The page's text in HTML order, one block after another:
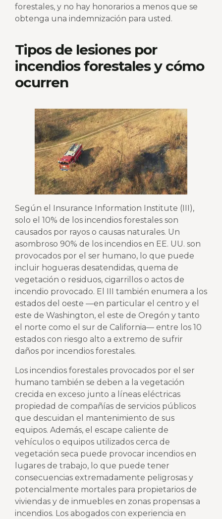
forestales, y no hay honorarios a menos que se
obtenga una indemnización para usted.
Tipos de lesiones por
incendios forestales y cómo
ocurren
Según el Insurance Information Institute (III),
solo el 10% de los incendios forestales son
causados por rayos o causas naturales. Un
asombroso 90% de los incendios en EE. UU. son
provocados por el ser humano, lo que puede
incluir hogueras desatendidas, quema de
vegetación o residuos, cigarrillos o actos de
incendio provocado. El III también enumera a los
estados del oeste —en particular el centro y el
este de Washington, el este de Oregón y tanto
el norte como el sur de California— entre los 10
estados con riesgo alto a extremo de sufrir
daños por incendios forestales.
Los incendios forestales provocados por el ser
humano también se deben a la vegetación
crecida en exceso junto a líneas eléctricas
propiedad de compañías de servicios públicos
que descuidan el mantenimiento de sus
equipos. Además, el escape caliente de
vehículos o equipos utilizados cerca de
vegetación seca puede provocar incendios en
lugares de trabajo, lo que puede tener
consecuencias extremadamente peligrosas y
potencialmente mortales para propietarios de
viviendas y de inmuebles en zonas propensas a
incendios. Los abogados con experiencia en